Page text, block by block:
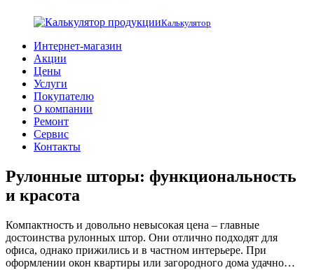
Калькулятор
Интернет-магазин
Акции
Цены
Услуги
Покупателю
О компании
Ремонт
Сервис
Контакты
Рулонные шторы: функциональность
и красота
Компактность и довольно невысокая цена – главные
достоинства рулонных штор. Они отлично подходят для
офиса, однако прижились и в частном интерьере. При
оформлении окон квартиры или загородного дома удачно…